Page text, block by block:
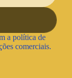
a política de
comerciais.